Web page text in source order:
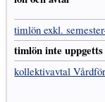
timlön exkl.
timlön inte
kollektivavtal